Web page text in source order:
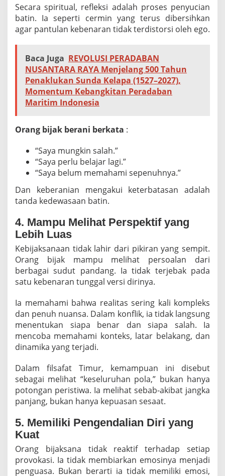
Secara spiritual, refleksi adalah proses penyucian
batin. Ia seperti cermin yang terus dibersihkan
agar pantulan kebenaran tidak terdistorsi oleh ego.
Baca Juga REVOLUSI PERADABAN
NUSANTARA RAYA Menjelang 500 Tahun
Penaklukan Sunda Kelapa (1527–2027),
Momentum Kebangkitan Peradaban
Maritim Indonesia
Orang bijak berani berkata :
“Saya mungkin salah.”
“Saya perlu belajar lagi.”
“Saya belum memahami sepenuhnya.”
Dan keberanian mengakui keterbatasan adalah
tanda kedewasaan batin.
4. Mampu Melihat Perspektif yang
Lebih Luas
Kebijaksanaan tidak lahir dari pikiran yang sempit.
Orang bijak mampu melihat persoalan dari
berbagai sudut pandang. Ia tidak terjebak pada
satu kebenaran tunggal versi dirinya.
Ia memahami bahwa realitas sering kali kompleks
dan penuh nuansa. Dalam konflik, ia tidak langsung
menentukan siapa benar dan siapa salah. Ia
mencoba memahami konteks, latar belakang, dan
dinamika yang terjadi.
Dalam filsafat Timur, kemampuan ini disebut
sebagai melihat “keseluruhan pola,” bukan hanya
potongan peristiwa. Ia melihat sebab-akibat jangka
panjang, bukan hanya kepuasan sesaat.
5. Memiliki Pengendalian Diri yang
Kuat
Orang bijaksana tidak reaktif terhadap setiap
provokasi. Ia tidak membiarkan emosinya menjadi
penguasa. Bukan berarti ia tidak memiliki emosi,